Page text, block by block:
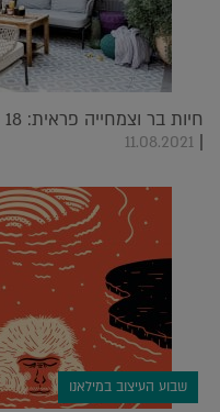
|
11.08.2021
שבוע העיצוב במילאנו